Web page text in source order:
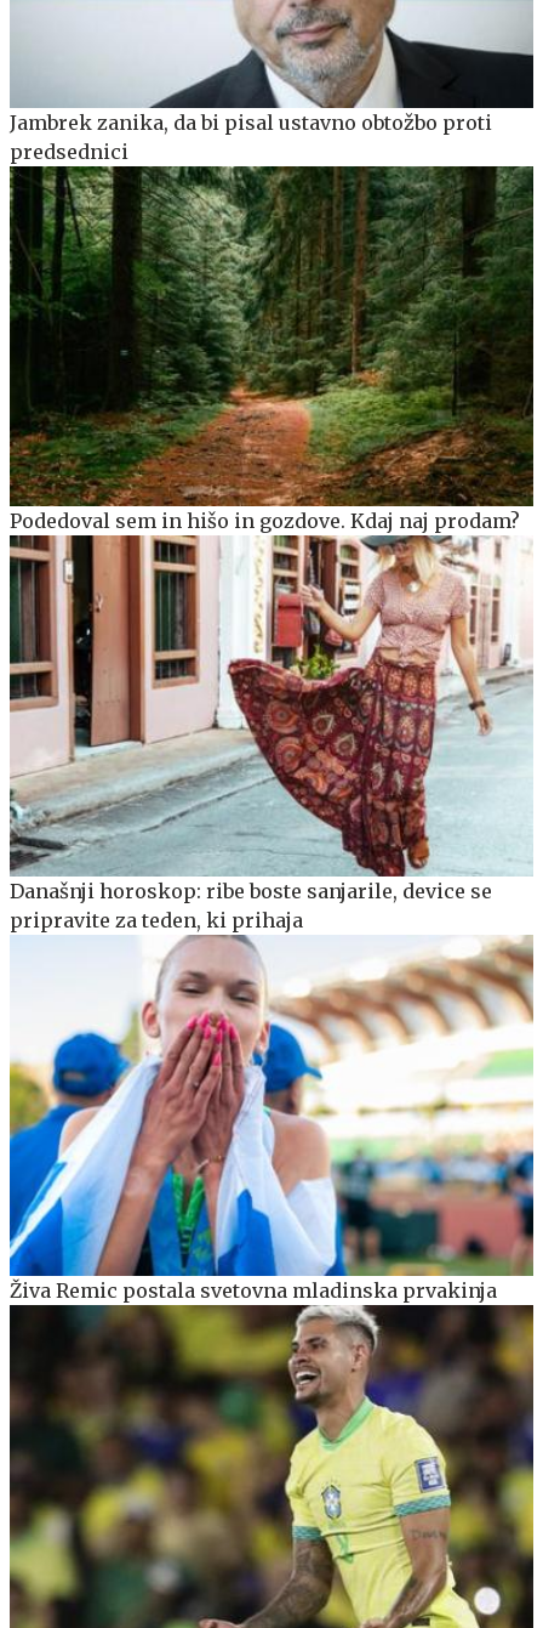
Jambrek zanika, da bi pisal ustavno obtožbo proti
predsednici
Podedoval sem in hišo in gozdove. Kdaj naj prodam?
Današnji horoskop: ribe boste sanjarile, device se
pripravite za teden, ki prihaja
Živa Remic postala svetovna mladinska prvakinja